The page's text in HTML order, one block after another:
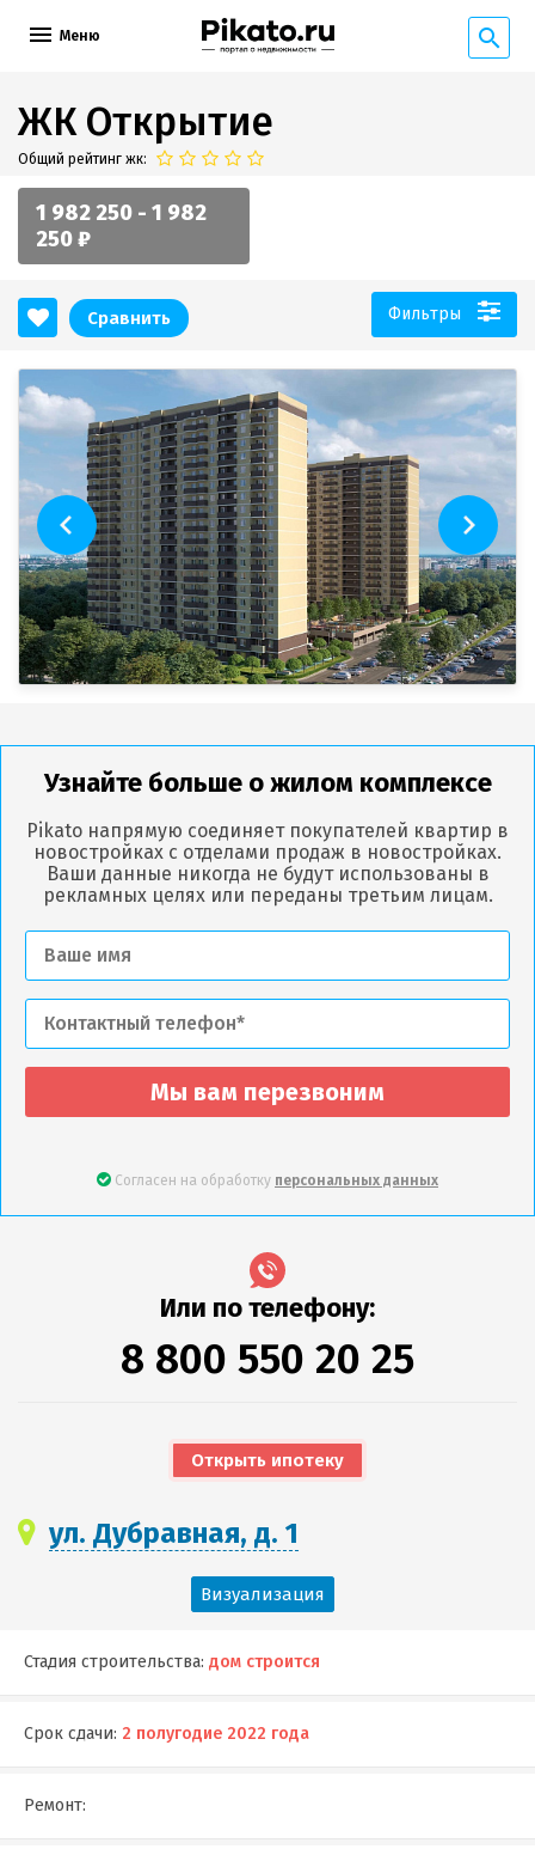
Меню
ЖК Открытие
Общий рейтинг жк:
1 982 250 - 1 982
250 ₽
Сравнить Фильтры
Узнайте больше о жилом комплексе
Pikato напрямую соединяет покупателей квартир в
новостройках с отделами продаж в новостройках.
Ваши данные никогда не будут использованы в
рекламных целях или переданы третьим лицам.
Мы вам перезвоним
Согласен на обработку персональных данных
Или по телефону:
8 800 550 20 25
Открыть ипотеку
ул. Дубравная, д. 1
Визуализация
Стадия строительства: дом строится
Срок сдачи: 2 полугодие 2022 года
Ремонт: